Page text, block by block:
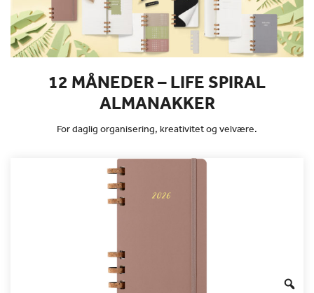
12 MÅNEDER – LIFE SPIRAL
ALMANAKKER
For daglig organisering, kreativitet og velvære.